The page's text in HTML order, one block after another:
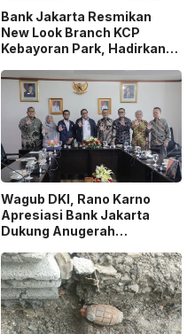
Bank Jakarta Resmikan
New Look Branch KCP
Kebayoran Park, Hadirkan
Modern
Wagub DKI, Rano Karno
Apresiasi Bank Jakarta
Dukung Anugerah
Dorong Karya Berkualitas
Sambut 5 Abad Jakarta